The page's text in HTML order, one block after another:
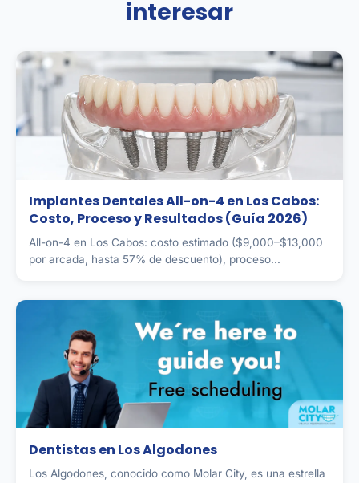
interesar
Implantes Dentales All-on-4 en Los Cabos:
Costo, Proceso y Resultados (Guía 2026)
All-on-4 en Los Cabos: costo estimado ($9,000–$13,000
por arcada, hasta 57% de descuento), proceso...
Dentistas en Los Algodones
Los Algodones, conocido como Molar City, es una estrella